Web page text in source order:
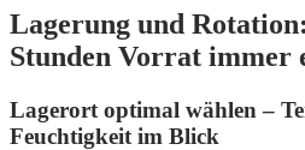
Lagerung und
Stunden Vorrat immer
Lagerort optimal wählen –
Feuchtigkeit im Blick